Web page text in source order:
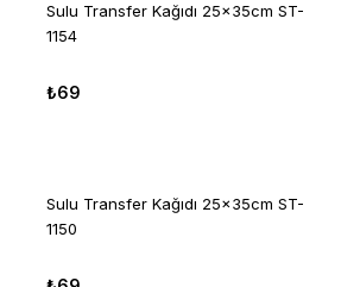
Sulu Transfer Kağıdı 25x35cm ST-
1154
₺69
Sulu Transfer Kağıdı 25x35cm ST-
1150